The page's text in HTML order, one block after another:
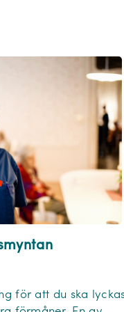
för att du ska